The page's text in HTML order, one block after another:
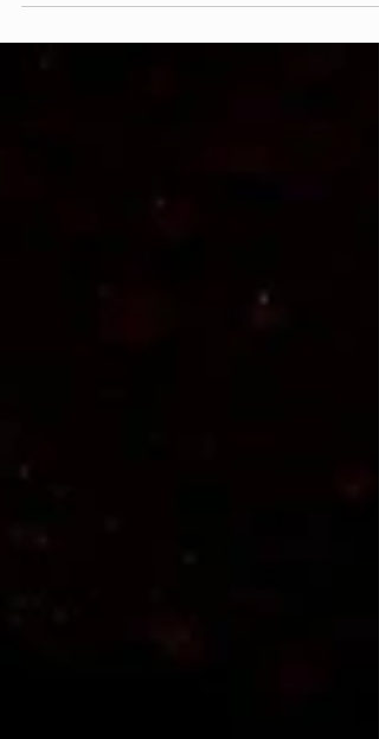
projet d'épanouissement vous apportera un
émotionnel et une stabilité de l'esprit.